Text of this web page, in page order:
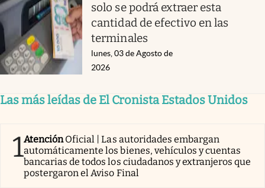
solo se podrá extraer esta
cantidad de efectivo en las
terminales
lunes, 03 de Agosto de
2026
Las más leídas de El Cronista Estados Unidos
1AtenciónOficial | Las autoridades embargan
automáticamente los bienes, vehículos y cuentas
bancarias de todos los ciudadanos y extranjeros que
postergaron el Aviso Final